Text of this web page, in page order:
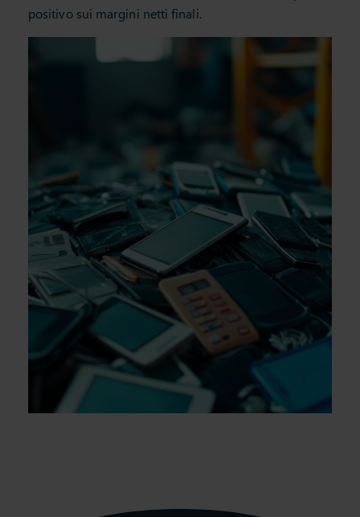
positivo sui margini netti finali.